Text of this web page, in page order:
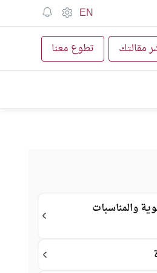
EN
مقالتك تطوع معنا
والمناسبات